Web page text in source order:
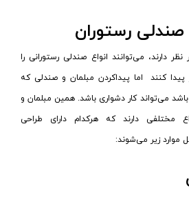
صندلی رستوران
نظر دارند، می‌توانند انواع صندلی‌ رستورانی را
پیدا کنند اما پیداکردن مبلمان و صندلی که
می‌تواند کار دشواری باشد. همین مبلمان و
مختلفی دارند که هرکدام دارای طراحی
زیر می‌شوند: